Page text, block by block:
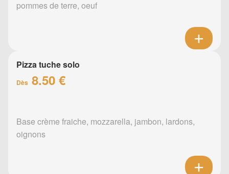
pommes de terre, oeuf
Pizza tuche solo
Dès 8.50 €
Base crème fraiche, mozzarella, jambon, lardons,
oignons